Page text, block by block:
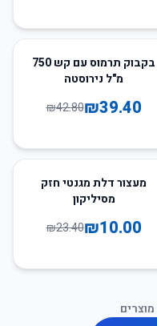
8
בקבוק תרמוס עם קש 750
מ"ל נירוסטה
₪39.40
₪42.80
57מעצור דלת מגנטי חזק
מסיליקון
₪10.00
₪23.40
מוצרים